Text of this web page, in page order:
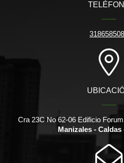
Cra 23C No 62-06 Edificio
Manizales -